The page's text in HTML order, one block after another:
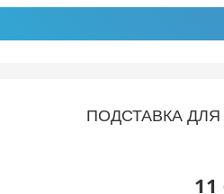
ПОДСТАВКА ДЛЯ
11